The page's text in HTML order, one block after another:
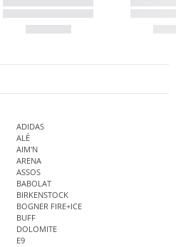
ADIDAS
ALÉ
AIM'N
ARENA
ASSOS
BABOLAT
BIRKENSTOCK
BOGNER FIRE+ICE
BUFF
DOLOMITE
E9